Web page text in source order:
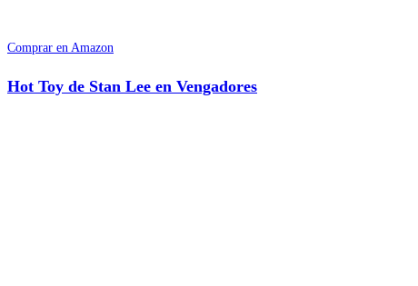
Comprar en Amazon
Hot Toy de Stan Lee en Vengadores